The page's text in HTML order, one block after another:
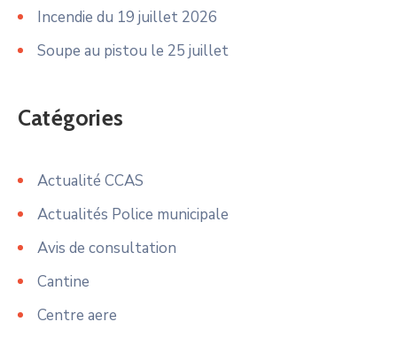
Incendie du 19 juillet 2026
Soupe au pistou le 25 juillet
Catégories
Actualité CCAS
Actualités Police municipale
Avis de consultation
Cantine
Centre aere